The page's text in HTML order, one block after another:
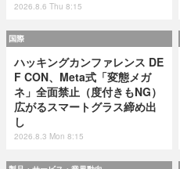
2026.8.6 Thu 8:15
国際
ハッキングカンファレンス DE
F CON、Meta式「変態メガ
ネ」全面禁止（度付きもNG）
広がるスマートグラス締め出
し
2026.8.3 Mon 8:15